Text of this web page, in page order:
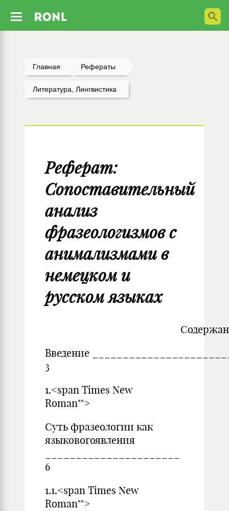
Главная Рефераты
Литература, Лингвистика
Реферат:
Сопоставительный
анализ
фразеологизмов с
анимализмами в
немецком и
русском языках
Введение
3
1.<span Times New
Roman"">
Суть фразеологии как
языковогоявления
6
1.1.<span Times New
Roman"">